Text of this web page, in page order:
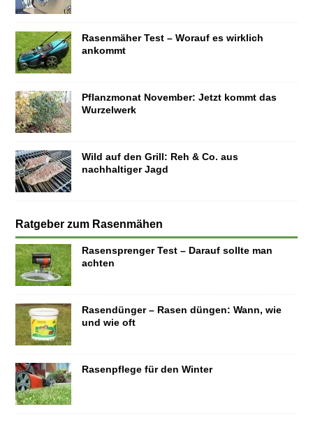
Rasenmäher Test – Worauf es wirklich
ankommt
Pflanzmonat November: Jetzt kommt das
Wurzelwerk
Wild auf den Grill: Reh & Co. aus
nachhaltiger Jagd
Ratgeber zum Rasenmähen
Rasensprenger Test – Darauf sollte man
achten
Rasendünger – Rasen düngen: Wann, wie
und wie oft
Rasenpflege für den Winter